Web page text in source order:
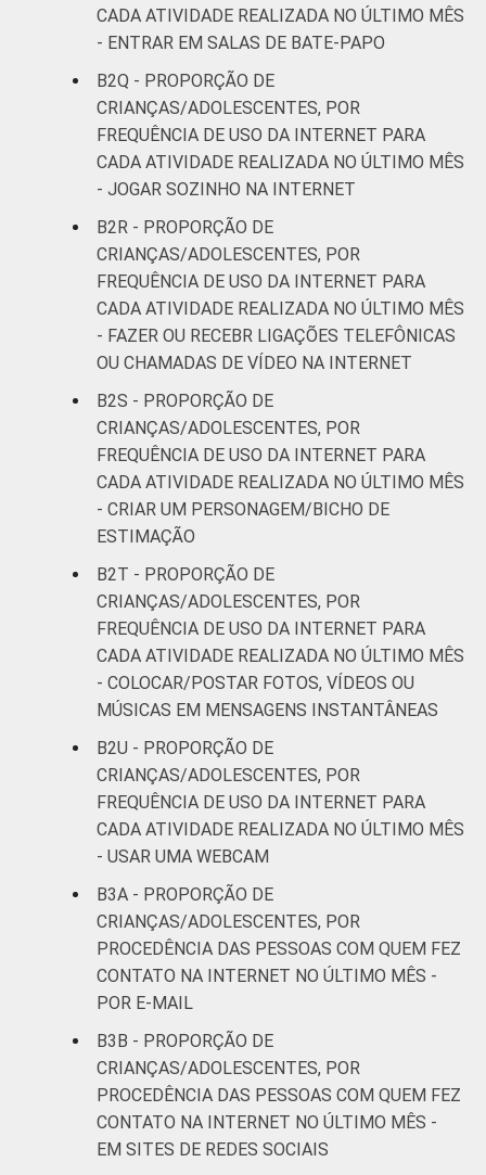
CADA ATIVIDADE REALIZADA NO ÚLTIMO MÊS
- ENTRAR EM SALAS DE BATE-PAPO
B2Q - PROPORÇÃO DE
CRIANÇAS/ADOLESCENTES, POR
FREQUÊNCIA DE USO DA INTERNET PARA
CADA ATIVIDADE REALIZADA NO ÚLTIMO MÊS
- JOGAR SOZINHO NA INTERNET
B2R - PROPORÇÃO DE
CRIANÇAS/ADOLESCENTES, POR
FREQUÊNCIA DE USO DA INTERNET PARA
CADA ATIVIDADE REALIZADA NO ÚLTIMO MÊS
- FAZER OU RECEBR LIGAÇÕES TELEFÔNICAS
OU CHAMADAS DE VÍDEO NA INTERNET
B2S - PROPORÇÃO DE
CRIANÇAS/ADOLESCENTES, POR
FREQUÊNCIA DE USO DA INTERNET PARA
CADA ATIVIDADE REALIZADA NO ÚLTIMO MÊS
- CRIAR UM PERSONAGEM/BICHO DE
ESTIMAÇÃO
B2T - PROPORÇÃO DE
CRIANÇAS/ADOLESCENTES, POR
FREQUÊNCIA DE USO DA INTERNET PARA
CADA ATIVIDADE REALIZADA NO ÚLTIMO MÊS
- COLOCAR/POSTAR FOTOS, VÍDEOS OU
MÚSICAS EM MENSAGENS INSTANTÂNEAS
B2U - PROPORÇÃO DE
CRIANÇAS/ADOLESCENTES, POR
FREQUÊNCIA DE USO DA INTERNET PARA
CADA ATIVIDADE REALIZADA NO ÚLTIMO MÊS
- USAR UMA WEBCAM
B3A - PROPORÇÃO DE
CRIANÇAS/ADOLESCENTES, POR
PROCEDÊNCIA DAS PESSOAS COM QUEM FEZ
CONTATO NA INTERNET NO ÚLTIMO MÊS -
POR E-MAIL
B3B - PROPORÇÃO DE
CRIANÇAS/ADOLESCENTES, POR
PROCEDÊNCIA DAS PESSOAS COM QUEM FEZ
CONTATO NA INTERNET NO ÚLTIMO MÊS -
EM SITES DE REDES SOCIAIS